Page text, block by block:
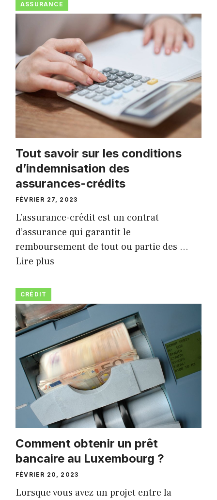
ASSURANCE
Tout savoir sur les conditions
d’indemnisation des
assurances-crédits
FÉVRIER 27, 2023
L’assurance-crédit est un contrat
d’assurance qui garantit le
remboursement de tout ou partie des …
Lire plus
CRÉDIT
Comment obtenir un prêt
bancaire au Luxembourg ?
FÉVRIER 20, 2023
Lorsque vous avez un projet entre la